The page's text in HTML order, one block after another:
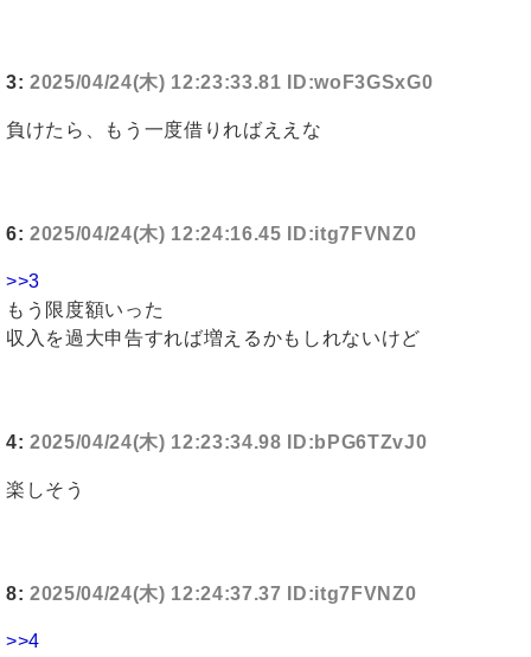
3: 2025/04/24(木) 12:23:33.81 ID:woF3GSxG0
負けたら、もう一度借りればええな
6: 2025/04/24(木) 12:24:16.45 ID:itg7FVNZ0
>>3
もう限度額いった
収入を過大申告すれば増えるかもしれないけど
4: 2025/04/24(木) 12:23:34.98 ID:bPG6TZvJ0
楽しそう
8: 2025/04/24(木) 12:24:37.37 ID:itg7FVNZ0
>>4